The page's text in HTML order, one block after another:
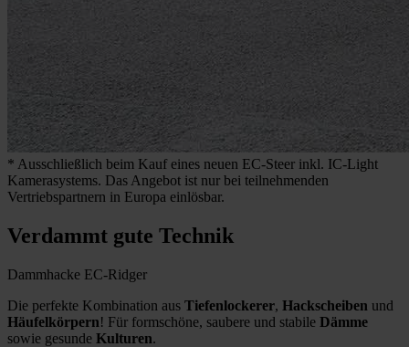
* Ausschließlich beim Kauf eines neuen EC-Steer inkl. IC-Light
Kamerasystems. Das Angebot ist nur bei teilnehmenden
Vertriebspartnern in Europa einlösbar.
Verdammt gute Technik
Dammhacke EC-Ridger
Die perfekte Kombination aus Tiefenlockerer, Hackscheiben und
Häufelkörpern! Für formschöne, saubere und stabile Dämme
sowie gesunde Kulturen.